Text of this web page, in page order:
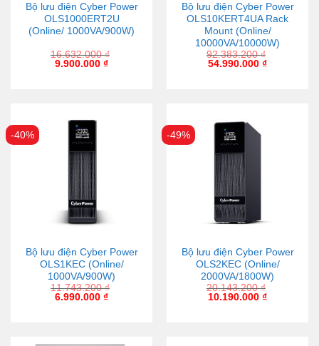
Bộ lưu điện Cyber Power
OLS1000ERT2U
(Online/ 1000VA/900W)
16.632.000₫
9.900.000 ₫
Bộ lưu điện Cyber Power
OLS10KERT4UA Rack
Mount (Online/
10000VA/10000W)
92.383.200₫
54.990.000 ₫
-40%
Bộ lưu điện Cyber Power
OLS1KEC (Online/
1000VA/900W)
11.743.200₫
6.990.000 ₫
-49%
Bộ lưu điện Cyber Power
OLS2KEC (Online/
2000VA/1800W)
20.143.200₫
10.190.000 ₫